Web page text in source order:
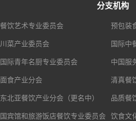
分支机构
餐饮艺术专业委员会 预包装
川菜产业委员会 国际中
国际青年名厨专业委员会 中国服
面食产业分会 清真餐
东北亚餐饮产业分会（更名中） 品质餐
国宾馆和旅游饭店餐饮专业委员会 饮食文